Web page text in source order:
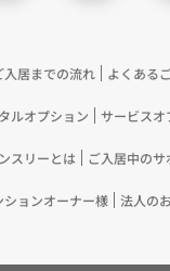
上記(1)～(12)に付随する
の実施
ーナー様の個人情報の第三
は、次に掲げる場合を
情報を、あらかじめお客
入居までの流れ よくある
ルオプション サービスオ
スリーとは ご入居中の
ションオーナー様 法人の